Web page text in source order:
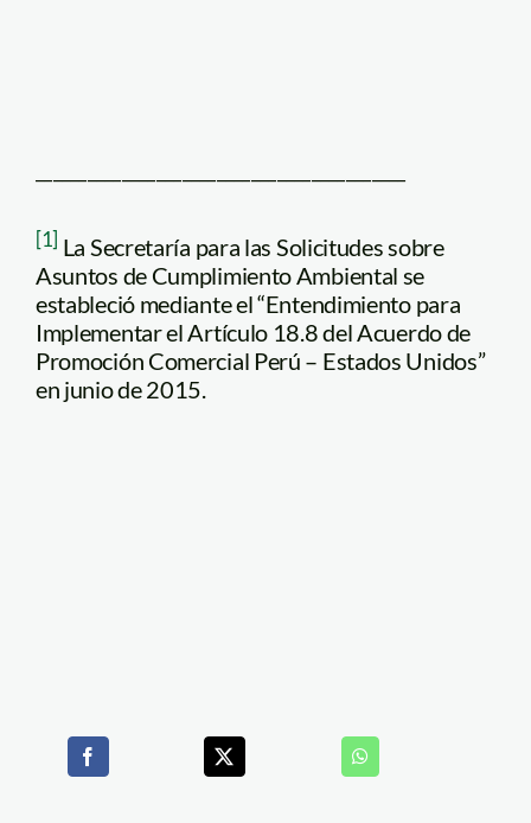
[1] La Secretaría para las Solicitudes sobre
Asuntos de Cumplimiento Ambiental se
estableció mediante el “Entendimiento para
Implementar el Artículo 18.8 del Acuerdo de
Promoción Comercial Perú – Estados Unidos”
en junio de 2015.